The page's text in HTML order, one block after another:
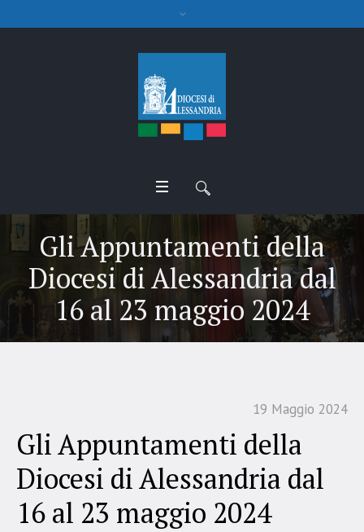
Gli Appuntamenti della
Diocesi di Alessandria dal
16 al 23 maggio 2024
19 Maggio 2024
Gli Appuntamenti della
Diocesi di Alessandria dal
16 al 23 maggio 2024